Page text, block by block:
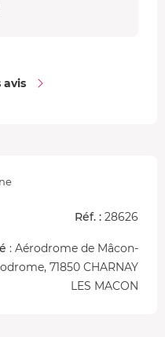
avis
Réf. : 28626
: Aérodrome de Mâcon-
71850 CHARNAY
LES MACON